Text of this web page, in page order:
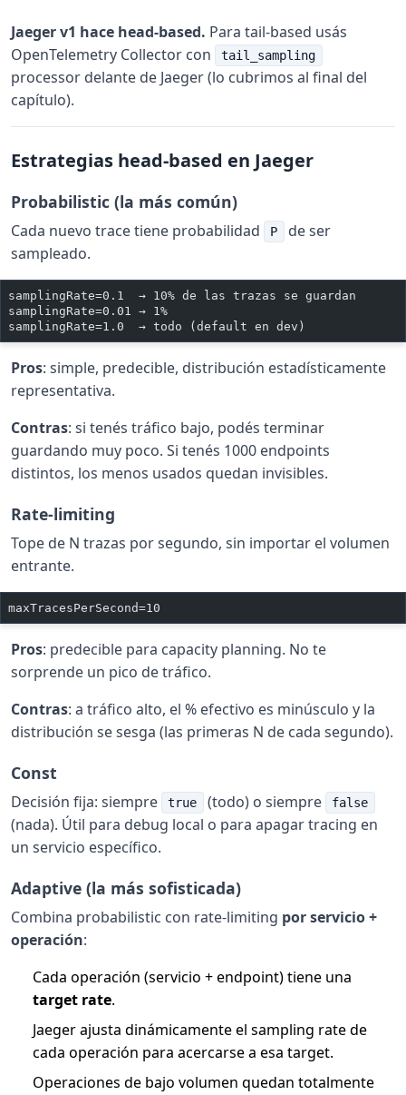
Jaeger v1 hace head-based. Para tail-based usás
OpenTelemetry Collector con
tail_sampling
processor delante de Jaeger (lo cubrimos al final del
capítulo).
Estrategias head-based en Jaeger
Probabilistic (la más común)
Cada nuevo trace tiene probabilidad P
de ser
sampleado.
samplingRate=0.1  → 10% de las trazas se guardan
samplingRate=0.01 → 1%
samplingRate=1.0  → todo (default en dev)
Pros: simple, predecible, distribución estadísticamente
representativa.
Contras: si tenés tráfico bajo, podés terminar
guardando muy poco. Si tenés 1000 endpoints
distintos, los menos usados quedan invisibles.
Rate-limiting
Tope de N trazas por segundo, sin importar el volumen
entrante.
maxTracesPerSecond=10
Pros: predecible para capacity planning. No te
sorprende un pico de tráfico.
Contras: a tráfico alto, el % efectivo es minúsculo y la
distribución se sesga (las primeras N de cada segundo).
Const
Decisión fija: siempre true (todo) o siempre false
(nada). Útil para debug local o para apagar tracing en
un servicio específico.
Adaptive (la más sofisticada)
Combina probabilistic con rate-limiting por servicio +
operación:
Cada operación (servicio + endpoint) tiene una
target rate.
Jaeger ajusta dinámicamente el sampling rate de
cada operación para acercarse a esa target.
Operaciones de bajo volumen quedan totalmente